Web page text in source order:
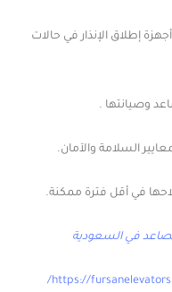
إطلاق الإنذار في حالات
وصيانتها .
السلامة والآمان.
في أقل فترة ممكنة.
في السعودية
https://